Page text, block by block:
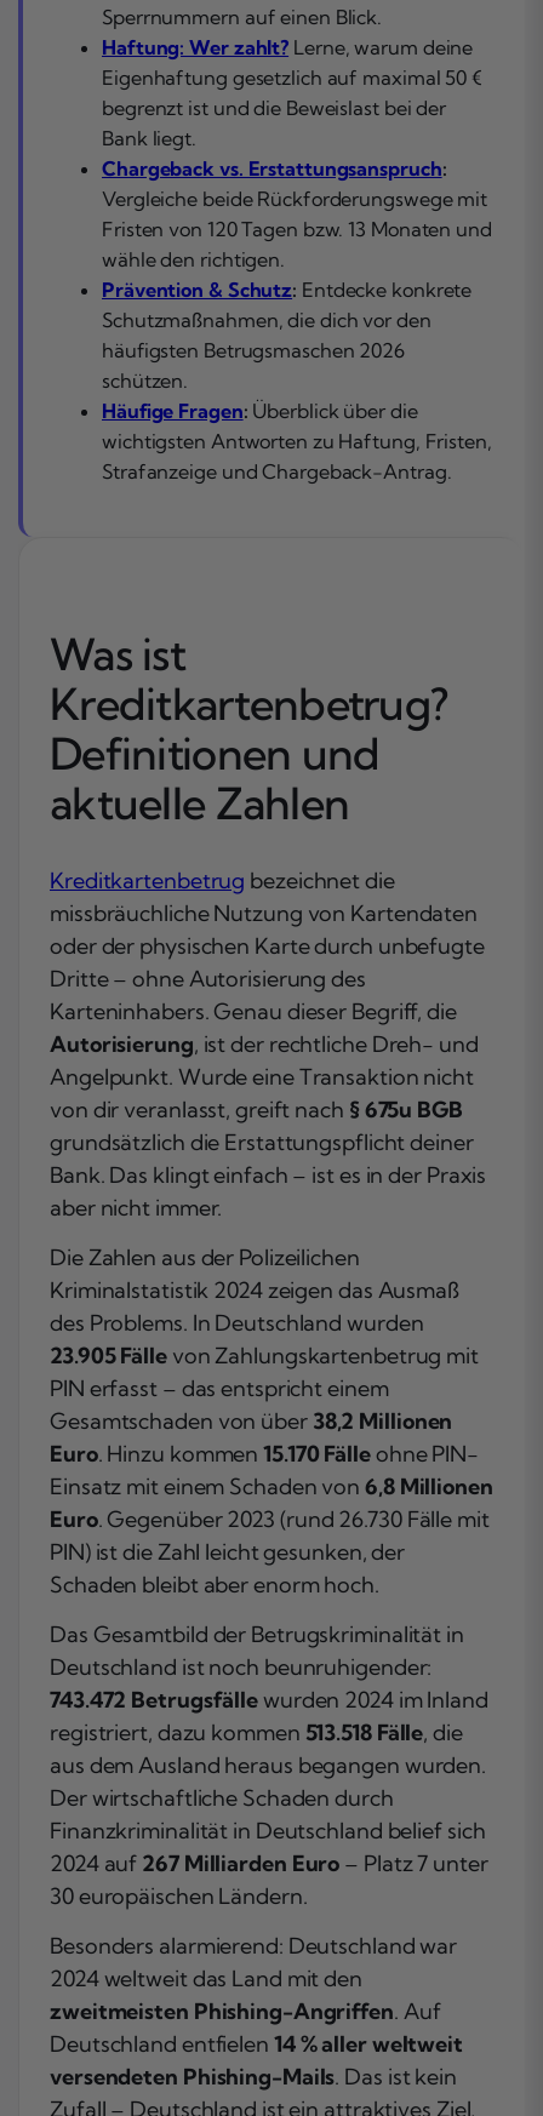
Sperrnummern auf einen Blick.
Haftung: Wer zahlt? Lerne, warum deine
Eigenhaftung gesetzlich auf maximal 50 €
begrenzt ist und die Beweislast bei der
Bank liegt.
Chargeback vs. Erstattungsanspruch:
Vergleiche beide Rückforderungswege mit
Fristen von 120 Tagen bzw. 13 Monaten und
wähle den richtigen.
Prävention & Schutz: Entdecke konkrete
Schutzmaßnahmen, die dich vor den
häufigsten Betrugsmaschen 2026
schützen.
Häufige Fragen: Überblick über die
wichtigsten Antworten zu Haftung, Fristen,
Strafanzeige und Chargeback-Antrag.
Was ist
Kreditkartenbetrug?
Definitionen und
aktuelle Zahlen
Kreditkartenbetrug bezeichnet die
missbräuchliche Nutzung von Kartendaten
oder der physischen Karte durch unbefugte
Dritte – ohne Autorisierung des
Karteninhabers. Genau dieser Begriff, die
Autorisierung, ist der rechtliche Dreh- und
Angelpunkt. Wurde eine Transaktion nicht
von dir veranlasst, greift nach § 675u BGB
grundsätzlich die Erstattungspflicht deiner
Bank. Das klingt einfach – ist es in der Praxis
aber nicht immer.
Die Zahlen aus der Polizeilichen
Kriminalstatistik 2024 zeigen das Ausmaß
des Problems. In Deutschland wurden
23.905 Fällevon Zahlungskartenbetrug mit
PIN erfasst – das entspricht einem
Gesamtschaden von über 38,2 Millionen
Euro. Hinzu kommen15.170 Fälleohne PIN-
Einsatz mit einem Schaden von 6,8 Millionen
Euro. Gegenüber 2023 (rund 26.730 Fälle mit
PIN) ist die Zahl leicht gesunken, der
Schaden bleibt aber enorm hoch.
Das Gesamtbild der Betrugskriminalität in
Deutschland ist noch beunruhigender:
743.472 Betrugsfällewurden 2024 im Inland
registriert, dazu kommen 513.518 Fälle, die
aus dem Ausland heraus begangen wurden.
Der wirtschaftliche Schaden durch
Finanzkriminalität in Deutschland belief sich
2024 auf 267 Milliarden Euro – Platz 7 unter
30 europäischen Ländern.
Besonders alarmierend: Deutschland war
2024 weltweit das Land mit den
zweitmeisten Phishing-Angriffen. Auf
Deutschland entfielen 14 % aller weltweit
versendeten Phishing-Mails. Das ist kein
Zufall – Deutschland ist ein attraktives Ziel,